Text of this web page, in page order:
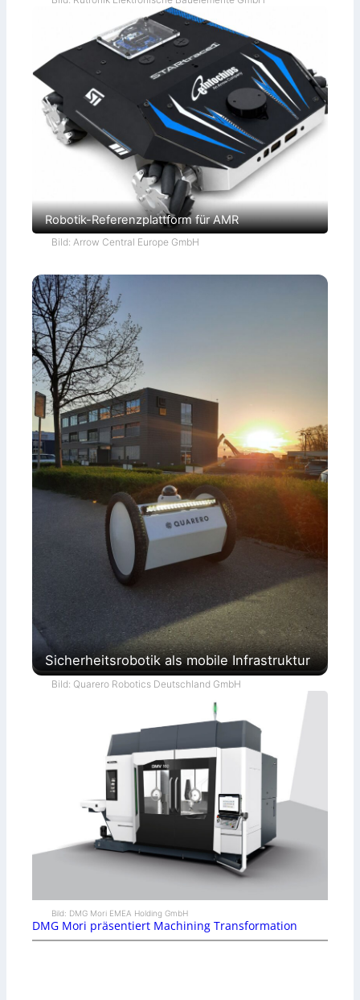
Robotik-Referenzplattform für AMR
Bild: Arrow Central Europe GmbH
Sicherheitsrobotik als mobile Infrastruktur
Bild: Quarero Robotics Deutschland GmbH
Bild: DMG Mori EMEA Holding GmbH
DMG Mori präsentiert Machining Transformation